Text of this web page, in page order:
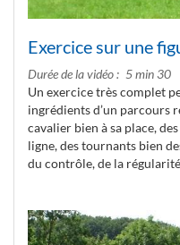
Exercice sur une
Durée de la vidéo
5 min 30
Un exercice très complet
ingrédients d’un parcours
cavalier bien à sa place,
ligne, des tournants bien
du contrôle, de la